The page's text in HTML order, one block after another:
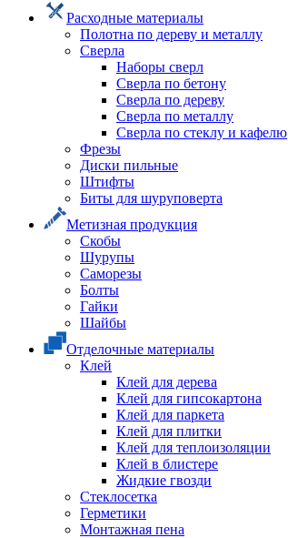
Расходные материалы
Полотна по дереву и металлу
Сверла
Наборы сверл
Сверла по бетону
Сверла по дереву
Сверла по металлу
Сверла по стеклу и кафелю
Фрезы
Диски пильные
Штифты
Биты для шуруповерта
Метизная продукция
Скобы
Шурупы
Саморезы
Болты
Гайки
Шайбы
Отделочные материалы
Клей
Клей для дерева
Клей для гипсокартона
Клей для паркета
Клей для плитки
Клей для теплоизоляции
Клей в блистере
Жидкие гвозди
Стеклосетка
Герметики
Монтажная пена